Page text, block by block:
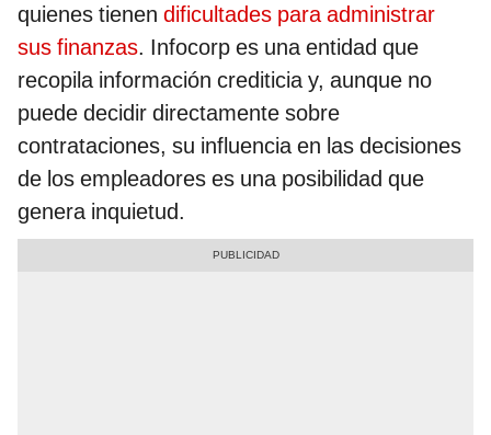
quienes tienen dificultades para administrar
sus finanzas. Infocorp es una entidad que
recopila información crediticia y, aunque no
puede decidir directamente sobre
contrataciones, su influencia en las decisiones
de los empleadores es una posibilidad que
genera inquietud.